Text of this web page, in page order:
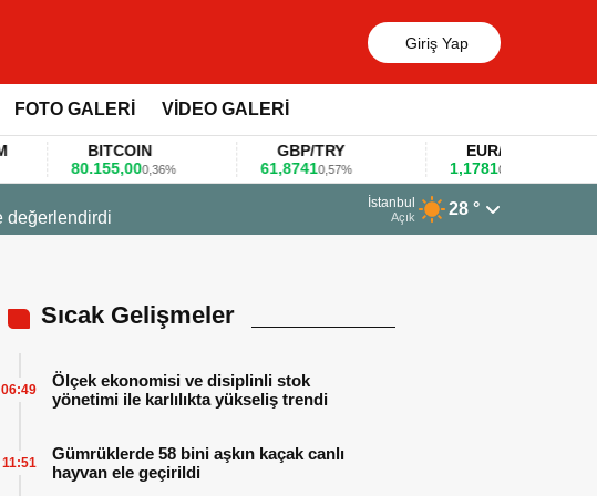
Giriş Yap
FOTO GALERİ VİDEO GALERİ
BITCOIN
80.155,000,36%
GBP/TRY
61,87410,57%
EUR/USD
1,17810,47%
13 Mart 2026 - 06:55
Huawei KOBİ’ler için yapay zekâ
İstanbul
Açık 28 °
Sıcak Gelişmeler
Ölçek ekonomisi ve disiplinli stok
yönetimi ile karlılıkta yükseliş trendi
06:49
Gümrüklerde 58 bini aşkın kaçak canlı
hayvan ele geçirildi
11:51